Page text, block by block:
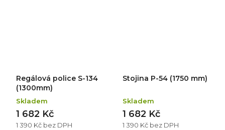
Regálová police S-134
(1300mm)
Skladem
1 390 Kč bez DPH
1 682 Kč
Stojina P-54 (1750 mm)
Skladem
1 390 Kč bez DPH
1 682 Kč